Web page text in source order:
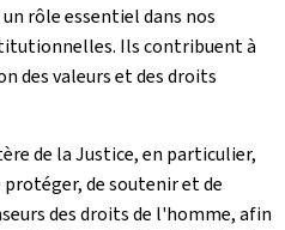
rôle essentiel dans nos
Ils contribuent à
des valeurs et des droits
de la Justice, en particulier,
de soutenir et de
des droits de l'homme, afin